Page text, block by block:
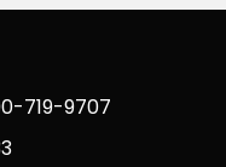
719-9707